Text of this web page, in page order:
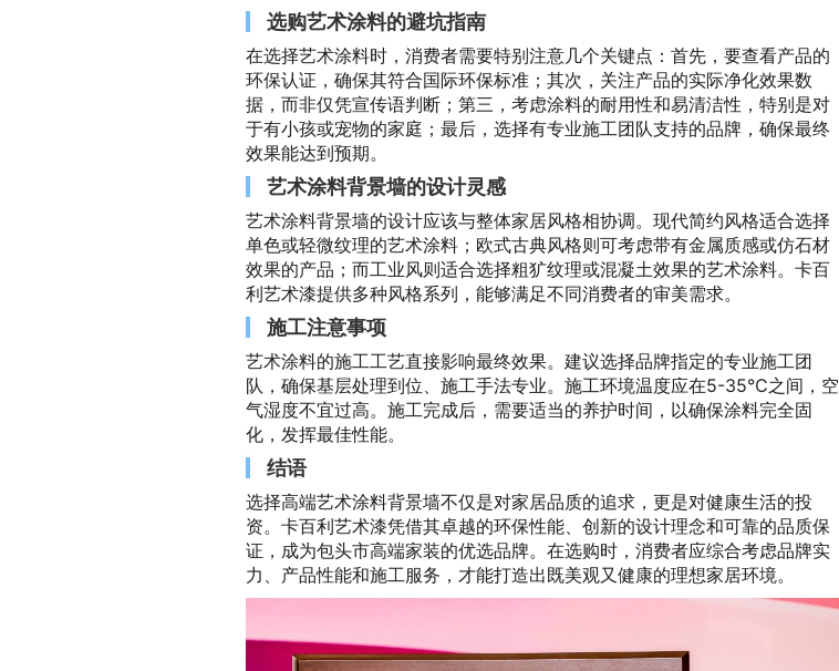
选购艺术涂料的避坑指南
在选择艺术涂料时，消费者需要特别注意几个关键点：首先，要查看产品的
环保认证，确保其符合国际环保标准；其次，关注产品的实际净化效果数
据，而非仅凭宣传语判断；第三，考虑涂料的耐用性和易清洁性，特别是对
于有小孩或宠物的家庭；最后，选择有专业施工团队支持的品牌，确保最终
效果能达到预期。
艺术涂料背景墙的设计灵感
艺术涂料背景墙的设计应该与整体家居风格相协调。现代简约风格适合选择
单色或轻微纹理的艺术涂料；欧式古典风格则可考虑带有金属质感或仿石材
效果的产品；而工业风则适合选择粗犷纹理或混凝土效果的艺术涂料。卡百
利艺术漆提供多种风格系列，能够满足不同消费者的审美需求。
施工注意事项
艺术涂料的施工工艺直接影响最终效果。建议选择品牌指定的专业施工团
队，确保基层处理到位、施工手法专业。施工环境温度应在5-35℃之间，空
气湿度不宜过高。施工完成后，需要适当的养护时间，以确保涂料完全固
化，发挥最佳性能。
结语
选择高端艺术涂料背景墙不仅是对家居品质的追求，更是对健康生活的投
资。卡百利艺术漆凭借其卓越的环保性能、创新的设计理念和可靠的品质保
证，成为包头市高端家装的优选品牌。在选购时，消费者应综合考虑品牌实
力、产品性能和施工服务，才能打造出既美观又健康的理想家居环境。